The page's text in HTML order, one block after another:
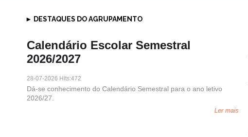
► DESTAQUES DO AGRUPAMENTO
Calendário Escolar Semestral
2026/2027
28-07-2026 Hits:472
Dá-se conhecimento do Calendário Semestral para o ano letivo
2026/27.
Ler mais